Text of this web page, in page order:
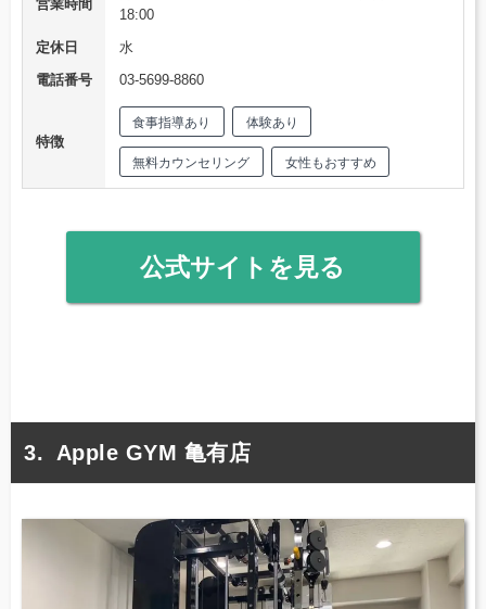
営業時間
18:00
定休日
水
電話番号
03-5699-8860
特徴
食事指導あり 体験あり
無料カウンセリング 女性もおすすめ
公式サイトを見る
Apple GYM 亀有店